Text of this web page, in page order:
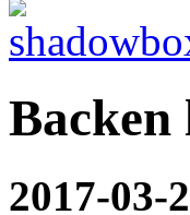
2017-03-